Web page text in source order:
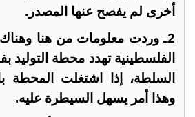
أخرى لم يفصح عنها المصدر.
2ـ وردت معلومات من هنا
الفلسطينية تهدد محطة التوليد
السلطة، إذا اشتغلت المحطة
وهذا أمر يسهل السيطرة عليه.